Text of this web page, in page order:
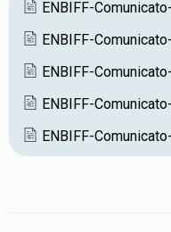
b
o
o
t
e
r
s
A
p
l
t
ENBIFF-
ENBIFF-
ENBIFF-
ENBIFF-
ENBIFF-